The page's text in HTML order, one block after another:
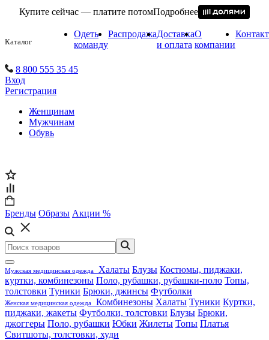
Купите сейчас — платите потомПодробнее
Каталог
Одеть
команду
РаспродажаДоставка
и оплата
О
компании
8 800 555 35 45
Вход
Регистрация
Женщинам
Мужчинам
Обувь
Бренды Образы Акции %
Мужская медицинская одежда Халаты Блузы Костюмы, пиджаки,
куртки, комбинезоны Поло, рубашки, рубашки-поло Топы,
толстовки Туники Брюки, джинсы Футболки
Женская медицинская одежда Комбинезоны Халаты Туники Куртки,
пиджаки, жакеты Футболки, толстовки Блузы Брюки,
джоггеры Поло, рубашки Юбки Жилеты Топы Платья
Свитшоты, толстовки, худи